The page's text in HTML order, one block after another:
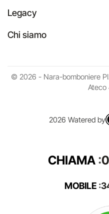
Legacy
Chi siamo
© 2026 - Nara-bomboniere
Ateco
2026 Watered by
CHIAMA :
MOBILE: